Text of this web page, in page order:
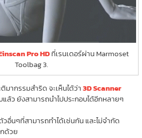
Pro HDที่เรนเดอร์ผ่าน Marmoset
Toolbag 3.
ากรรมสำริด จะเห็นได้ว่า3D Scanner
ล้ว ยังสามารถนำไปประกอบได้อีกหลายๆ
อื่นๆที่สามารถทำได้เช่นกัน และไม่จำกัด
ด้วย